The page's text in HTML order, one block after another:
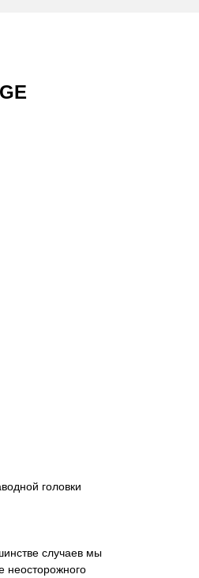
головки
случаев мы
неосторожного